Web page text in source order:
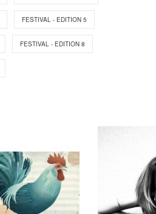
FESTIVAL - EDITION 5
FESTIVAL - EDITION 8